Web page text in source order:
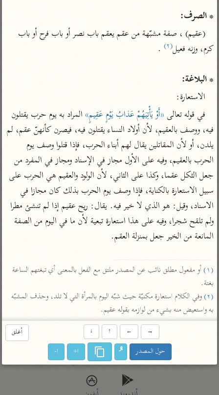
منتقاة
تفسير ابن القيم
تفسير ابن تيمية
عامّة
تفسير السمعاني
تفسير مكّي
محاسن التأويل
للقاسمي
تفسير الثعالبي
تفسير السمرقندي
تفسير الثعلبي
نظم الدرر للبقاعي
المحرر الوجيز لابن
عطية
البحر المحيط لأبي
حيان
البسيط للواحدي
تفسير أبي السعود
الكشاف للزمخشري
جامع البيان للإيجي
آثار
موسوعة التفسير
المأثور
الدر المنثور
تفسير ابن أبي حاتم
تفسير مقاتل
اشترك لتصلك أخبار مشاريعنا
اشترك
راسلنا •تليجرام •تويتر
تعليمات•عن الباحث القرآني
* الصرف:
كرم، وزنه فعيل(٢)
* البلاغة:
الاستعارة:
في قوله تعالى «أَوْ يَأْتِيَهُمْ عَذابُ يَوْمٍ عَقِيمٍ»
المانعة من الخير جعل بمنزلة العقم.
(١)
بغتة.
(٢)
به واستعيض منه بشيء من لوازمه بقوله عقيم.
أغلق →
←
↑
↓
حول المصدر ا+ ا-